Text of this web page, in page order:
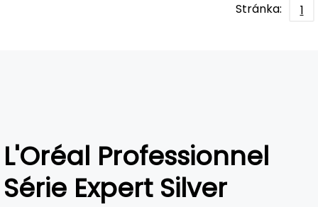
Stránka: 1
L'Oréal Professionnel
Série Expert Silver